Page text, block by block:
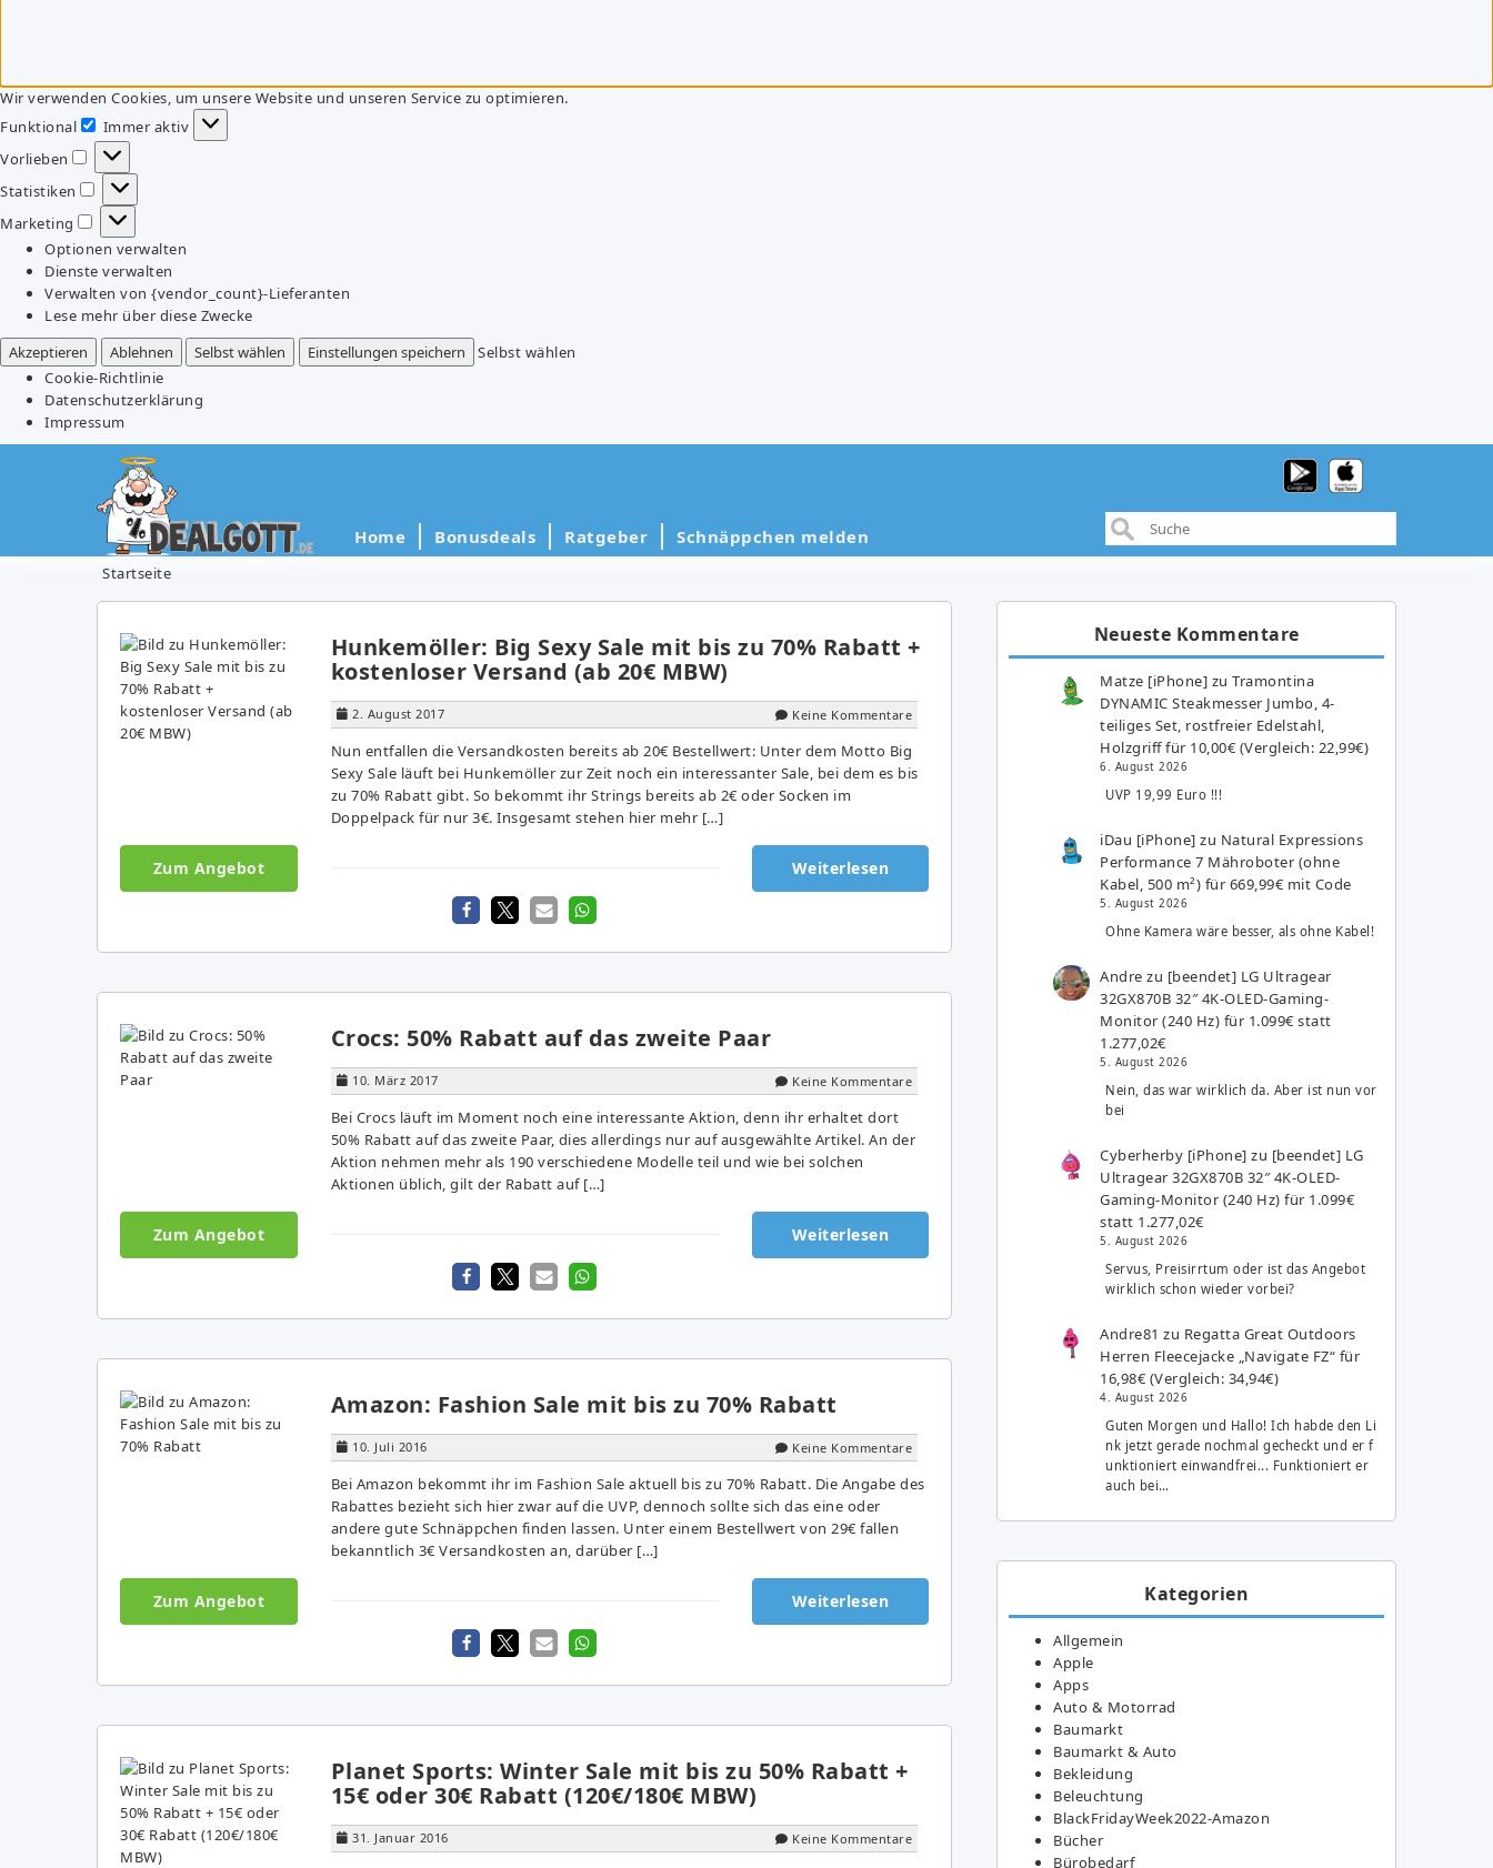
Wir verwenden Cookies, um unsere Website und unseren Service zu optimieren.
Funktional
Funktional
Immer aktiv
Vorlieben
Vorlieben
Statistiken
Statistiken
Marketing
Marketing
Optionen verwalten
Dienste verwalten
Verwalten von {vendor_count}-Lieferanten
Lese mehr über diese Zwecke
Akzeptieren
Ablehnen Selbst wählen Einstellungen speichern
Selbst wählen
Cookie-Richtlinie
Datenschutzerklärung
Impressum
Home Bonusdeals Ratgeber Schnäppchen melden
Startseite
Hunkemöller: Big Sexy Sale mit bis zu 70% Rabatt +
kostenloser Versand (ab 20€ MBW)
2. August 2017 Keine Kommentare
Nun entfallen die Versandkosten bereits ab 20€ Bestellwert: Unter dem Motto Big
Sexy Sale läuft bei Hunkemöller zur Zeit noch ein interessanter Sale, bei dem es bis
zu 70% Rabatt gibt. So bekommt ihr Strings bereits ab 2€ oder Socken im
Doppelpack für nur 3€. Insgesamt stehen hier mehr […]
Zum Angebot Weiterlesen
Crocs: 50% Rabatt auf das zweite Paar
10. März 2017 Keine Kommentare
Bei Crocs läuft im Moment noch eine interessante Aktion, denn ihr erhaltet dort
50% Rabatt auf das zweite Paar, dies allerdings nur auf ausgewählte Artikel. An der
Aktion nehmen mehr als 190 verschiedene Modelle teil und wie bei solchen
Aktionen üblich, gilt der Rabatt auf […]
Zum Angebot Weiterlesen
Amazon: Fashion Sale mit bis zu 70% Rabatt
10. Juli 2016 Keine Kommentare
Bei Amazon bekommt ihr im Fashion Sale aktuell bis zu 70% Rabatt. Die Angabe des
Rabattes bezieht sich hier zwar auf die UVP, dennoch sollte sich das eine oder
andere gute Schnäppchen finden lassen. Unter einem Bestellwert von 29€ fallen
bekanntlich 3€ Versandkosten an, darüber […]
Zum Angebot Weiterlesen
Planet Sports: Winter Sale mit bis zu 50% Rabatt +
15€ oder 30€ Rabatt (120€/180€ MBW)
31. Januar 2016 Keine Kommentare
Neueste Kommentare
Matze [iPhone] zuTramontina
DYNAMIC Steakmesser Jumbo, 4-
teiliges Set, rostfreier Edelstahl,
Holzgriff für 10,00€ (Vergleich: 22,99€)
6. August 2026
UVP 19,99 Euro !!!
iDau [iPhone] zu Natural Expressions
Performance 7 Mähroboter (ohne
Kabel, 500 m²) für 669,99€ mit Code
5. August 2026
Ohne Kamera wäre besser, als ohne Kabel!
Andre zu [beendet] LG Ultragear
32GX870B 32″ 4K-OLED-Gaming-
Monitor (240 Hz) für 1.099€ statt
1.277,02€
5. August 2026
Nein, das war wirklich da. Aber ist nun vor
bei
Cyberherby [iPhone] zu [beendet] LG
Ultragear 32GX870B 32″ 4K-OLED-
Gaming-Monitor (240 Hz) für 1.099€
statt 1.277,02€
5. August 2026
Servus, Preisirrtum oder ist das Angebot
wirklich schon wieder vorbei?
Andre81 zu Regatta Great Outdoors
Herren Fleecejacke „Navigate FZ“ für
16,98€ (Vergleich: 34,94€)
4. August 2026
Guten Morgen und Hallo! Ich habde den Li
nk jetzt gerade nochmal gecheckt und er f
unktioniert einwandfrei... Funktioniert er
auch bei…
Kategorien
Allgemein
Apple
Apps
Auto & Motorrad
Baumarkt
Baumarkt & Auto
Bekleidung
Beleuchtung
BlackFridayWeek2022-Amazon
Bücher
Bürobedarf